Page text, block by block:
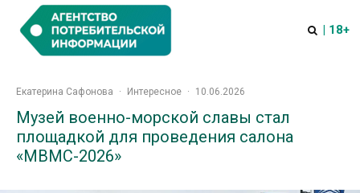
| 18+
Екатерина Сафонова · Интересное · 10.06.2026
Музей военно-морской славы стал
площадкой для проведения салона
«МВМС-2026»